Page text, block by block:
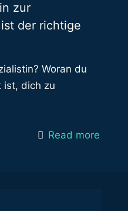
zur
der richtige
Woran du
ist, dich zu
Read more